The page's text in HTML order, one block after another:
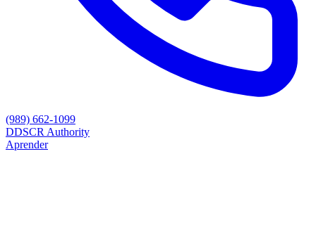
(989) 662-1099
DDSCR Authority
Aprender